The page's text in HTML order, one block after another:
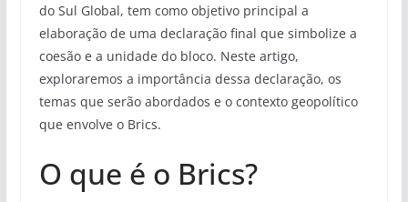
do Sul Global, tem como objetivo principal a
elaboração de uma declaração final que simbolize a
coesão e a unidade do bloco. Neste artigo,
exploraremos a importância dessa declaração, os
temas que serão abordados e o contexto geopolítico
que envolve o Brics.
O que é o Brics?